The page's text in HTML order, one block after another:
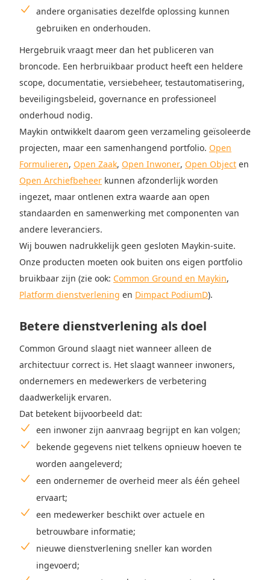
andere organisaties dezelfde oplossing kunnen
gebruiken en onderhouden.
Hergebruik vraagt meer dan het publiceren van
broncode. Een herbruikbaar product heeft een heldere
scope, documentatie, versiebeheer, testautomatisering,
beveiligingsbeleid, governance en professioneel
onderhoud nodig.
Maykin ontwikkelt daarom geen verzameling geïsoleerde
projecten, maar een samenhangend portfolio. Open
Formulieren, Open Zaak, Open Inwoner, Open Object en
Open Archiefbeheer kunnen afzonderlijk worden
ingezet, maar ontlenen extra waarde aan open
standaarden en samenwerking met componenten van
andere leveranciers.
Wij bouwen nadrukkelijk geen gesloten Maykin-suite.
Onze producten moeten ook buiten ons eigen portfolio
bruikbaar zijn (zie ook: Common Ground en Maykin,
Platform dienstverlening en Dimpact PodiumD).
Betere dienstverlening als doel
Common Ground slaagt niet wanneer alleen de
architectuur correct is. Het slaagt wanneer inwoners,
ondernemers en medewerkers de verbetering
daadwerkelijk ervaren.
Dat betekent bijvoorbeeld dat:
een inwoner zijn aanvraag begrijpt en kan volgen;
bekende gegevens niet telkens opnieuw hoeven te
worden aangeleverd;
een ondernemer de overheid meer als één geheel
ervaart;
een medewerker beschikt over actuele en
betrouwbare informatie;
nieuwe dienstverlening sneller kan worden
ingevoerd;